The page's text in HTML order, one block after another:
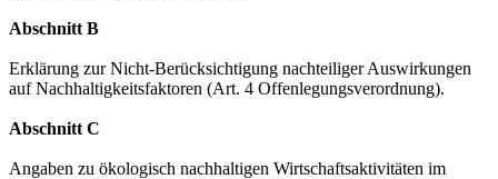
Abschnitt B
Erklärung zur Nicht-Berücksichtigung nachteiliger Auswirkungen
auf Nachhaltigkeitsfaktoren (Art. 4 Offenlegungsverordnung).
Abschnitt C
Angaben zu ökologisch nachhaltigen Wirtschaftsaktivitäten im